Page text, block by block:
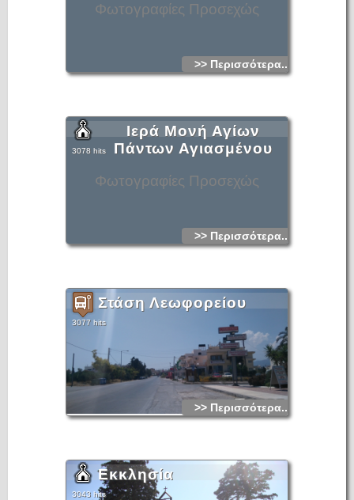
Φωτογραφίες Προσεχώς
>> Περισσότερα...
Φωτογραφίες Προσεχώς
Ιερά Μονή Αγίων
Πάντων Αγιασμένου
3078 hits
>> Περισσότερα...
Στάση Λεωφορείου
3077 hits
>> Περισσότερα...
Εκκλησία
3043 hits